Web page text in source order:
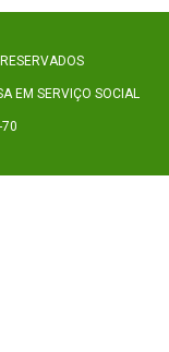
EM SERVIÇO SOCIAL